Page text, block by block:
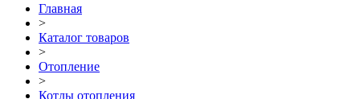
Главная
>
Каталог товаров
>
Отопление
>
Котлы отопления